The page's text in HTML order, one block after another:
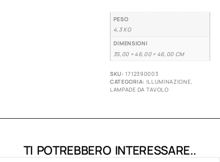
PESO
4,3 KG
DIMENSIONI
35,00 × 46,00 × 46,00 CM
SKU:1712390003
CATEGORIA: ILLUMINAZIONE,
LAMPADE DA TAVOLO
TI POTREBBERO INTERESSARE..